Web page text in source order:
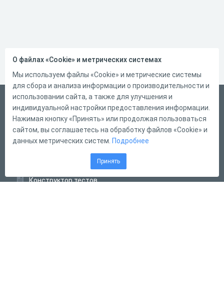
Русский
Справка
Форма обратной связи
Конструктор тестов
О файлах «Cookie» и метрических системах
Мы используем файлы «Cookie» и метрические системы
для сбора и анализа информации о производительности и
использовании сайта, а также для улучшения и
индивидуальной настройки предоставления информации.
Нажимая кнопку «Принять» или продолжая пользоваться
сайтом, вы соглашаетесь на обработку файлов «Cookie» и
данных метрических систем. Подробнее
Принять